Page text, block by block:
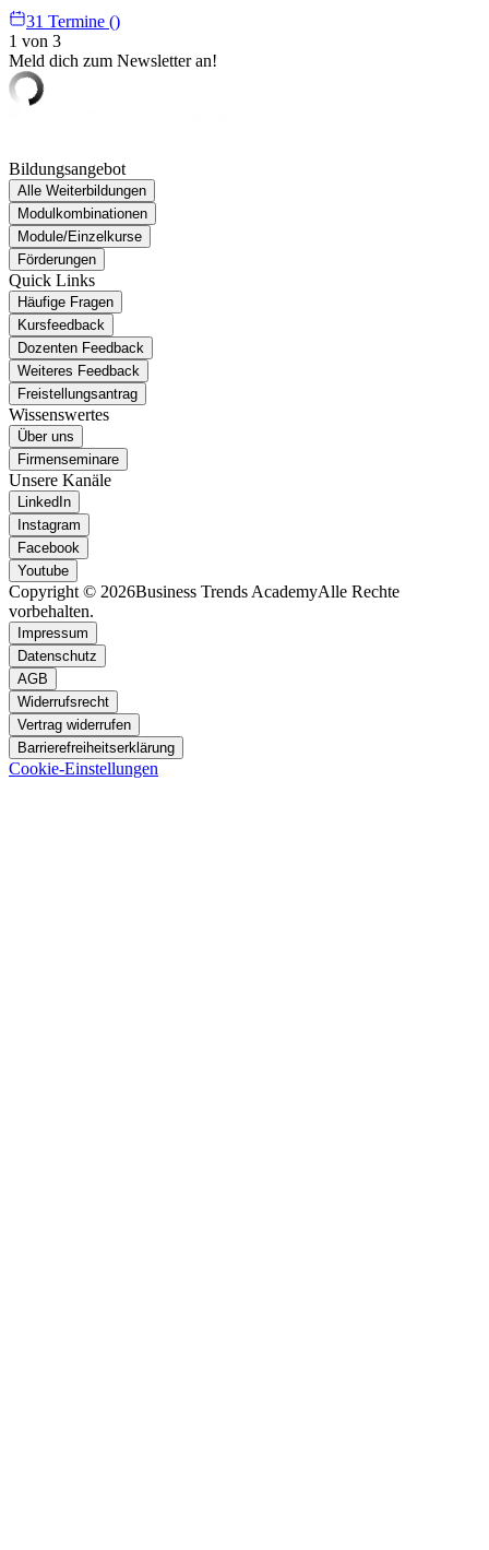
31 Termine ()
1 von 3
Meld dich zum Newsletter an!
Bildungsangebot
Alle Weiterbildungen
Modulkombinationen
Module/Einzelkurse
Förderungen
Quick Links
Häufige Fragen
Kursfeedback
Dozenten Feedback
Weiteres Feedback
Freistellungsantrag
Wissenswertes
Über uns
Firmenseminare
Unsere Kanäle
LinkedIn
Instagram
Facebook
Youtube
Copyright © 2026Business Trends AcademyAlle Rechte
vorbehalten.
Impressum
Datenschutz
AGB
Widerrufsrecht
Vertrag widerrufen
Barrierefreiheitserklärung
Cookie-Einstellungen